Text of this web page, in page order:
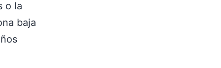
o la
baja